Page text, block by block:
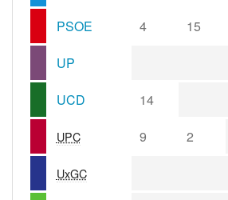
PSOE
4 15
UP
UCD
14
UPC 9 2
UxGC